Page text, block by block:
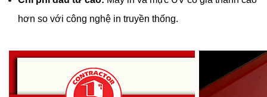
hơn so với công nghệ in truyền thống.